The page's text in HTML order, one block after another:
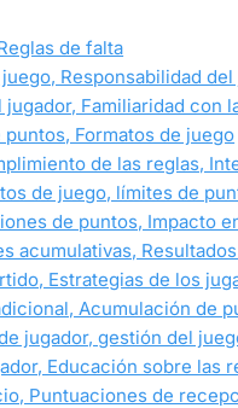
de falta
Responsabilidad
Familiaridad con
Formatos de juego
de las reglas,
de juego, límites de
de puntos, Impacto
acumulativas,
Estrategias de los
Acumulación de
jugador, gestión del
Educación sobre las
Puntuaciones de